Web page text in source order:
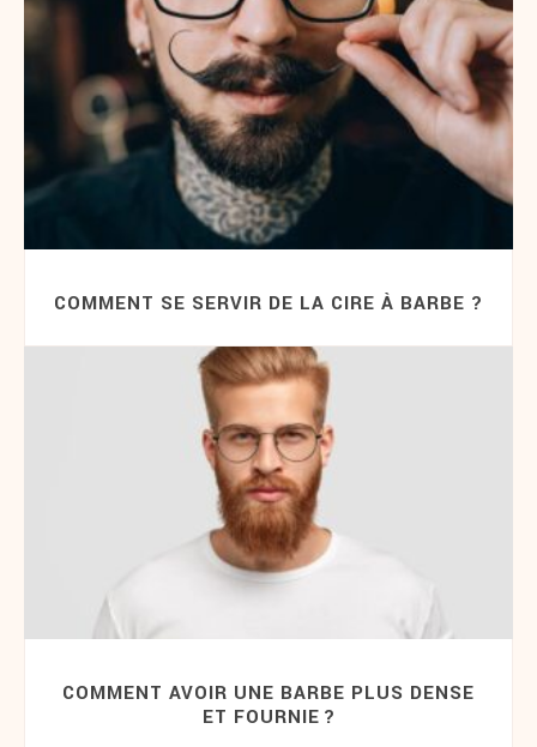
COMMENT SE SERVIR DE LA CIRE À BARBE ?
COMMENT AVOIR UNE BARBE PLUS DENSE
ET FOURNIE ?